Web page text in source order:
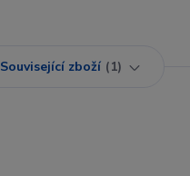
Související zboží 1